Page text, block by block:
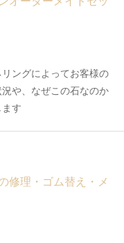
ングによってお客様の
や、なぜこの石なのか
す
修理・ゴム替え・メ